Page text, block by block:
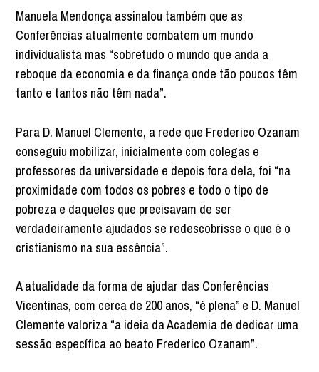
Manuela Mendonça assinalou também que as
Conferências atualmente combatem um mundo
individualista mas “sobretudo o mundo que anda a
reboque da economia e da finança onde tão poucos têm
tanto e tantos não têm nada”.
Para D. Manuel Clemente, a rede que Frederico Ozanam
conseguiu mobilizar, inicialmente com colegas e
professores da universidade e depois fora dela, foi “na
proximidade com todos os pobres e todo o tipo de
pobreza e daqueles que precisavam de ser
verdadeiramente ajudados se redescobrisse o que é o
cristianismo na sua essência”.
A atualidade da forma de ajudar das Conferências
Vicentinas, com cerca de 200 anos, “é plena” e D. Manuel
Clemente valoriza “a ideia da Academia de dedicar uma
sessão específica ao beato Frederico Ozanam”.